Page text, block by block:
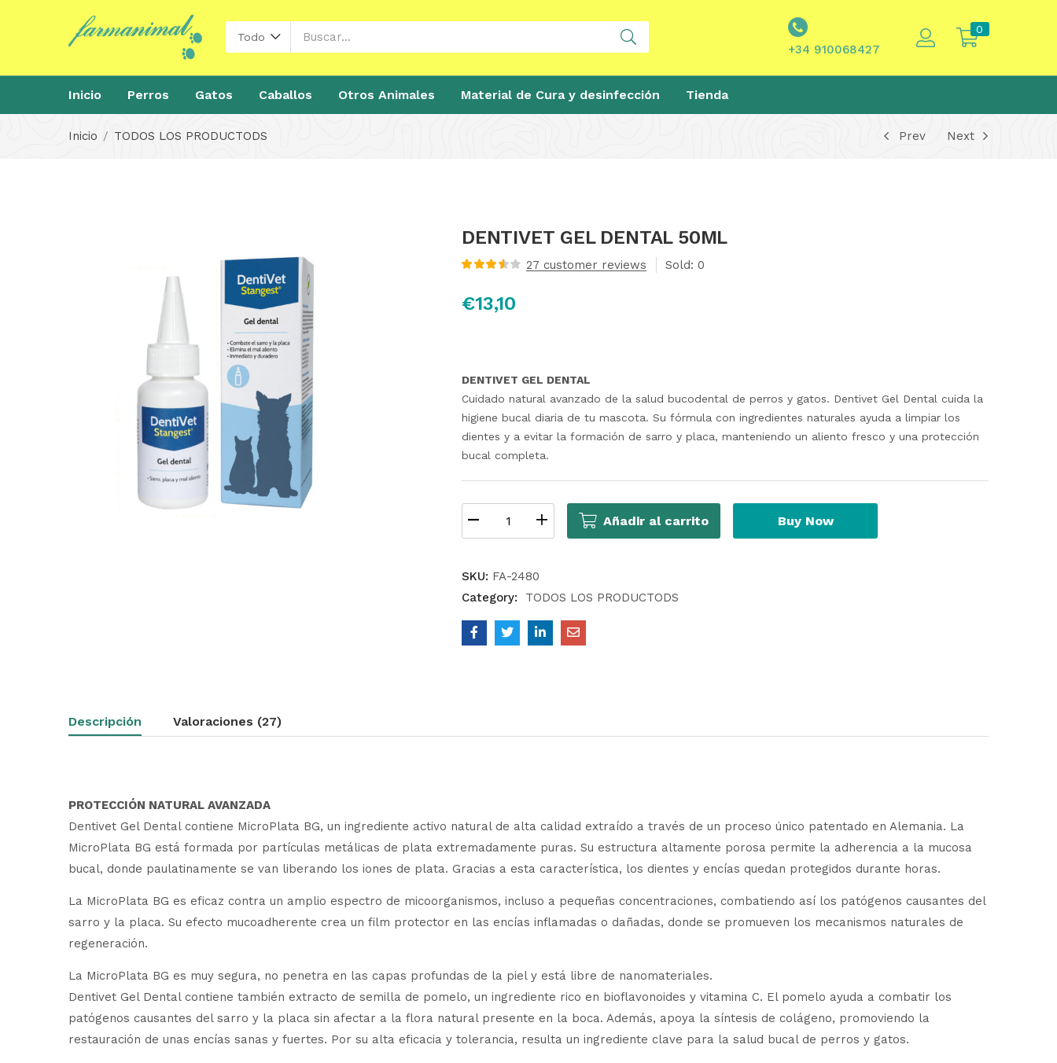
Todo
+34 910068427
0
Inicio Perros Gatos Caballos Otros Animales Material de Cura y desinfección Tienda
Inicio TODOS LOS PRODUCTODS Prev Next
DENTIVET GEL DENTAL 50ML
de 5 en
base a
27 customer reviews Sold: 0
€13,10
DENTIVET GEL DENTAL
Cuidado natural avanzado de la salud bucodental de perros y gatos. Dentivet Gel Dental cuida la
higiene bucal diaria de tu mascota. Su fórmula con ingredientes naturales ayuda a limpiar los
dientes y a evitar la formación de sarro y placa, manteniendo un aliento fresco y una protección
bucal completa.
Añadir al carrito Buy Now
SKU: FA-2480
Category:
TODOS LOS PRODUCTODS
Descripción Valoraciones (27)
PROTECCIÓN NATURAL AVANZADA
Dentivet Gel Dental contiene MicroPlata BG, un ingrediente activo natural de alta calidad extraído a través de un proceso único patentado en Alemania. La
MicroPlata BG está formada por partículas metálicas de plata extremadamente puras. Su estructura altamente porosa permite la adherencia a la mucosa
bucal, donde paulatinamente se van liberando los iones de plata. Gracias a esta característica, los dientes y encías quedan protegidos durante horas.
La MicroPlata BG es eficaz contra un amplio espectro de micoorganismos, incluso a pequeñas concentraciones, combatiendo así los patógenos causantes del
sarro y la placa. Su efecto mucoadherente crea un film protector en las encías inflamadas o dañadas, donde se promueven los mecanismos naturales de
regeneración.
La MicroPlata BG es muy segura, no penetra en las capas profundas de la piel y está libre de nanomateriales.
Dentivet Gel Dental contiene también extracto de semilla de pomelo, un ingrediente rico en bioflavonoides y vitamina C. El pomelo ayuda a combatir los
patógenos causantes del sarro y la placa sin afectar a la flora natural presente en la boca. Además, apoya la síntesis de colágeno, promoviendo la
restauración de unas encías sanas y fuertes. Por su alta eficacia y tolerancia, resulta un ingrediente clave para la salud bucal de perros y gatos.